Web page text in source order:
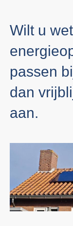
Wilt u
passen
dan
aan.